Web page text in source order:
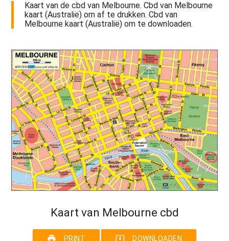
Kaart van de cbd van Melbourne. Cbd van Melbourne
kaart (Australië) om af te drukken. Cbd van
Melbourne kaart (Australië) om te downloaden.
Kaart van Melbourne cbd
print PRINT system_update_alt DOWNLOADEN